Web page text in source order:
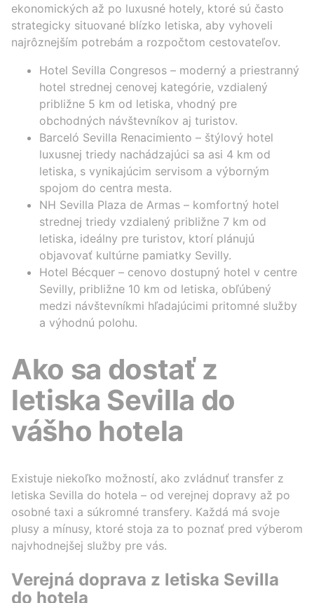
ekonomických až po luxusné hotely, ktoré sú často
strategicky situované blízko letiska, aby vyhoveli
najrôznejším potrebám a rozpočtom cestovateľov.
Hotel Sevilla Congresos – moderný a priestranný
hotel strednej cenovej kategórie, vzdialený
približne 5 km od letiska, vhodný pre
obchodných návštevníkov aj turistov.
Barceló Sevilla Renacimiento – štýlový hotel
luxusnej triedy nachádzajúci sa asi 4 km od
letiska, s vynikajúcim servisom a výborným
spojom do centra mesta.
NH Sevilla Plaza de Armas – komfortný hotel
strednej triedy vzdialený približne 7 km od
letiska, ideálny pre turistov, ktorí plánujú
objavovať kultúrne pamiatky Sevilly.
Hotel Bécquer – cenovo dostupný hotel v centre
Sevilly, približne 10 km od letiska, obľúbený
medzi návštevníkmi hľadajúcimi pritomné služby
a výhodnú polohu.
Ako sa dostať z
letiska Sevilla do
vášho hotela
Existuje niekoľko možností, ako zvládnuť transfer z
letiska Sevilla do hotela – od verejnej dopravy až po
osobné taxi a súkromné transfery. Každá má svoje
plusy a mínusy, ktoré stoja za to poznať pred výberom
najvhodnejšej služby pre vás.
Verejná doprava z letiska Sevilla
do hotela